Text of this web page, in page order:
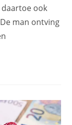
daartoe ook
man ontving